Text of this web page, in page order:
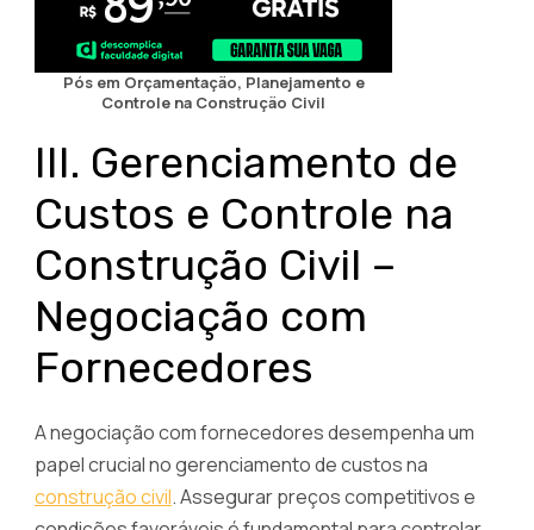
Pós em Orçamentação, Planejamento e
Controle na Construção Civil
III. Gerenciamento de
Custos e Controle na
Construção Civil –
Negociação com
Fornecedores
A negociação com fornecedores desempenha um
papel crucial no gerenciamento de custos na
construção civil. Assegurar preços competitivos e